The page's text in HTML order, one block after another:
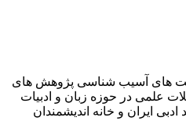
های آسیب شناسی پژوهش های
علمی در حوزه زبان و ادبیات
ایران و خانه اندیشمندان